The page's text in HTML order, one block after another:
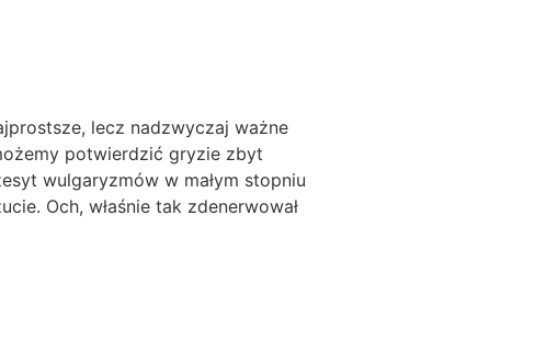
lecz nadzwyczaj ważne
potwierdzić gryzie zbyt
wulgaryzmów w małym stopniu
Och, właśnie tak zdenerwował